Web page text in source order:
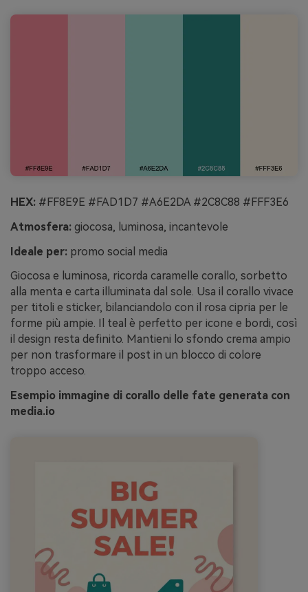
HEX: #FF8E9E #FAD1D7 #A6E2DA #2C8C88 #FFF3E6
Atmosfera: giocosa, luminosa, incantevole
Ideale per: promo social media
Giocosa e luminosa, ricorda caramelle corallo, sorbetto
alla menta e carta illuminata dal sole. Usa il corallo vivace
per titoli e sticker, bilanciandolo con il rosa cipria per le
forme più ampie. Il teal è perfetto per icone e bordi, così
il design resta definito. Mantieni lo sfondo crema ampio
per non trasformare il post in un blocco di colore
troppo acceso.
Esempio immagine di corallo delle fate generata con
media.io